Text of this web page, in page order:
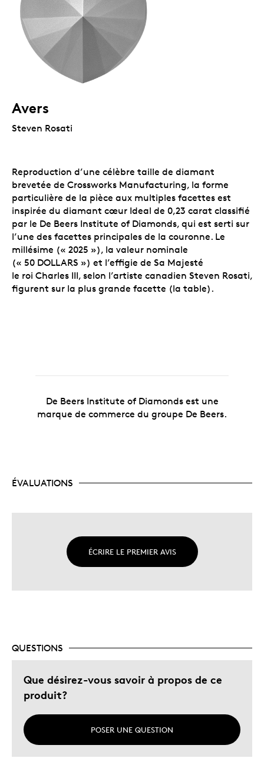
Avers
Steven Rosati
Reproduction d’une célèbre taille de diamant
brevetée de Crossworks Manufacturing, la forme
particulière de la pièce aux multiples facettes est
inspirée du diamant cœur Ideal de 0,23 carat classifié
par le De Beers Institute of Diamonds, qui est serti sur
l’une des facettes principales de la couronne. Le
millésime (« 2025 »), la valeur nominale
(« 50 DOLLARS ») et l’effigie de Sa Majesté
le roi Charles III, selon l’artiste canadien Steven Rosati,
figurent sur la plus grande facette (la table).
De Beers Institute of Diamonds est une
marque de commerce du groupe De Beers.
ÉVALUATIONS
ÉCRIRE LE PREMIER AVIS
QUESTIONS
Que désirez-vous savoir à propos de ce
produit?
POSER UNE QUESTION